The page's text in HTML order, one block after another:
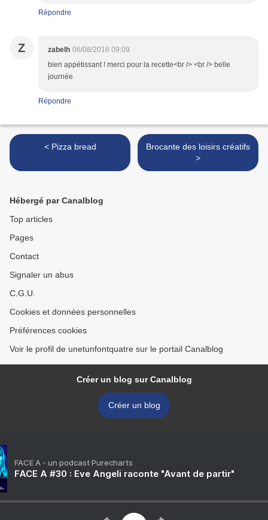
Répondre
Z zabelh 06/08/2016 09:09
bien appétissant ! merci pour la recette<br /> <br /> belle
journée
Répondre
< Pizza bread
Brocante des loisirs créatifs
>
Hébergé par Canalblog
Top articles
Pages
Contact
Signaler un abus
C.G.U.
Cookies et données personnelles
Préférences cookies
Voir le profil de unetunfontquatre sur le portail Canalblog
Créer un blog sur Canalblog
Créer un blog
FACE A - un podcast Purecharts
FACE A #30 : Eve Angeli raconte "Avant de partir"